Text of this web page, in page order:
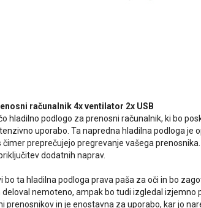
računalnik 4x ventilator 2x USB
hladilno podlogo za prenosni računalnik, ki bo
uporabo. Ta napredna hladilna podloga je
preprečujejo pregrevanje vašega
dodatnih naprav.
bo ta hladilna podloga prava paša za oči in bo
nemoteno, ampak bo tudi izgledal izjemno
prenosnikov in je enostavna za uporabo, kar jo